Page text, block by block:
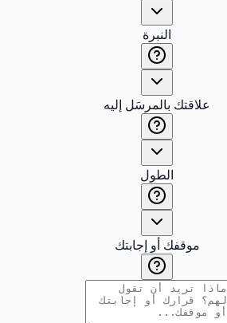
النبرة
علاقتك بالمرسَل إليه
الطول
موقفك أو إجابتك